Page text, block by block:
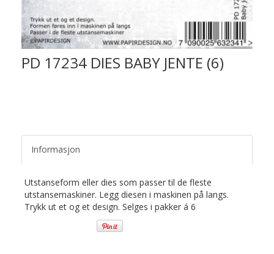
PD 17234 DIES BABY JENTE (6)
Informasjon
Utstanseform eller dies som passer til de fleste
utstansemaskiner. Legg diesen i maskinen på langs.
Trykk ut et og et design. Selges i pakker á 6